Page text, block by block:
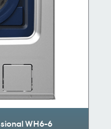
WH6-6